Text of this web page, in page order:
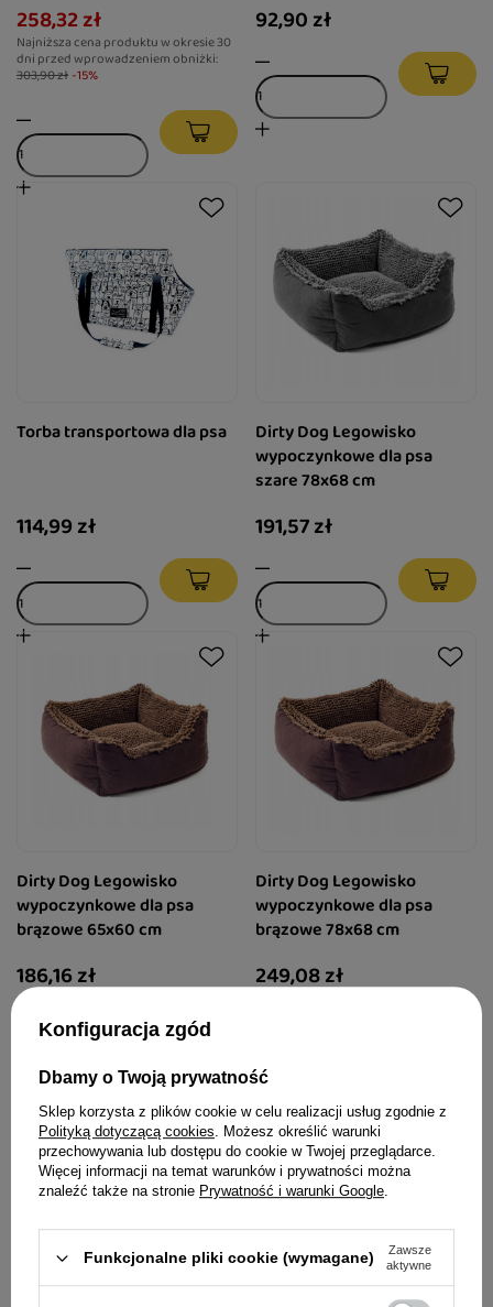
258,32 zł
Najniższa cena produktu w okresie 30
dni przed wprowadzeniem obniżki:
303,90 zł -15%
92,90 zł
Torba transportowa dla psa
114,99 zł
Dirty Dog Legowisko
wypoczynkowe dla psa
szare 78x68 cm
191,57 zł
Dirty Dog Legowisko
wypoczynkowe dla psa
brązowe 65x60 cm
186,16 zł
Dirty Dog Legowisko
wypoczynkowe dla psa
brązowe 78x68 cm
249,08 zł
Konfiguracja zgód
Dbamy o Twoją prywatność
Sklep korzysta z plików cookie w celu realizacji usług zgodnie z
Polityką dotyczącą cookies. Możesz określić warunki
przechowywania lub dostępu do cookie w Twojej przeglądarce.
Więcej informacji na temat warunków i prywatności można
znaleźć także na stronie Prywatność i warunki Google.
Funkcjonalne pliki cookie (wymagane)
Zawsze
aktywne